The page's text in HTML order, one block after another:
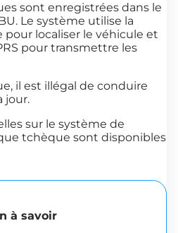
sont enregistrées dans le
Le système utilise la
localiser le véhicule et
pour transmettre les
il est illégal de conduire
jour.
sur le système de
tchèque sont disponibles
à savoir